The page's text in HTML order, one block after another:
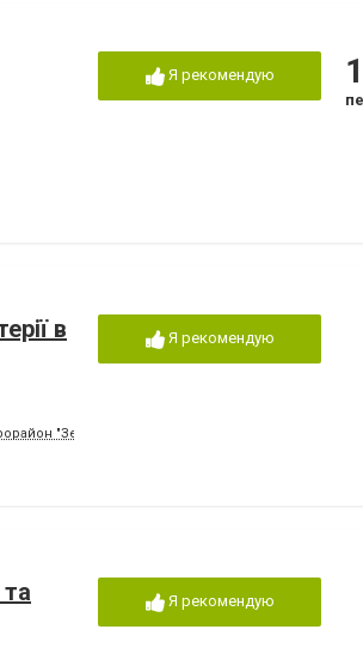
Я рекомендую 1
в
"Зелені", Ринок "Промінь"
Я рекомендую
Я рекомендую